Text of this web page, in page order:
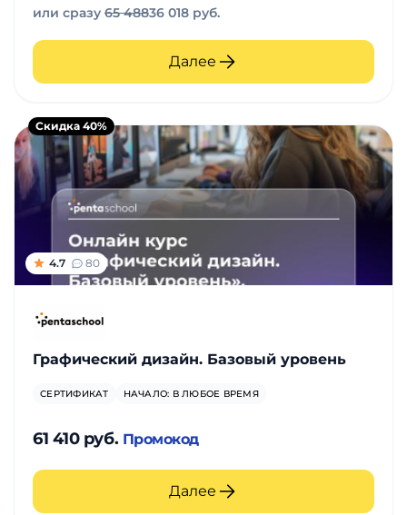
или сразу 65 48836 018 руб.
Далее
4.7 80
Графический дизайн. Базовый уровень
СЕРТИФИКАТ НАЧАЛО: В ЛЮБОЕ ВРЕМЯ
61 410 руб. Промокод
Далее
Скидка 40%